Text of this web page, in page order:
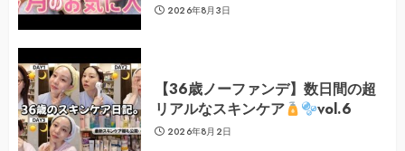
2026年8月3日
【36歳ノーファンデ】数日間の超
リアルなスキンケア
vol.6
2026年8月2日